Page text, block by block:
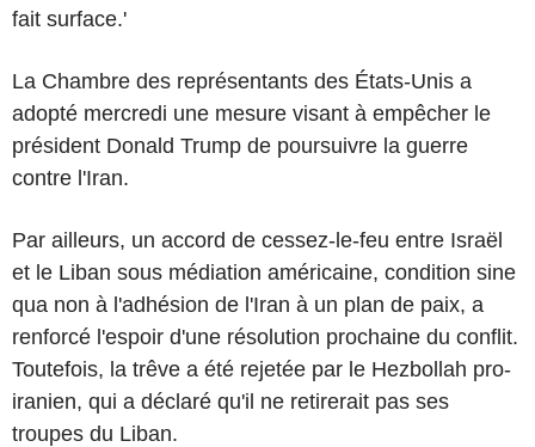
fait surface.'
La Chambre des représentants des États-Unis a
adopté mercredi une mesure visant à empêcher le
président Donald Trump de poursuivre la guerre
contre l'Iran.
Par ailleurs, un accord de cessez-le-feu entre Israël
et le Liban sous médiation américaine, condition sine
qua non à l'adhésion de l'Iran à un plan de paix, a
renforcé l'espoir d'une résolution prochaine du conflit.
Toutefois, la trêve a été rejetée par le Hezbollah pro-
iranien, qui a déclaré qu'il ne retirerait pas ses
troupes du Liban.